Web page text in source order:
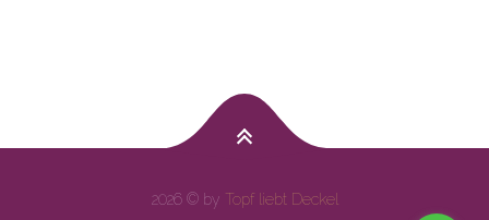
2026 © by Topf liebt Deckel